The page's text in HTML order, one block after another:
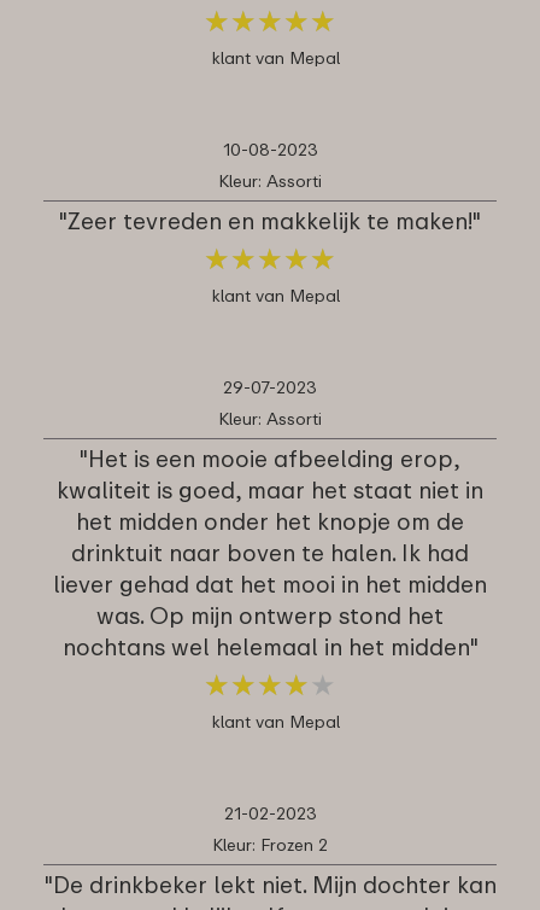
★★★★★
★★★★★
klant van Mepal
10-08-2023
Kleur: Assorti
"Zeer tevreden en makkelijk te maken!"
★★★★★
★★★★★
klant van Mepal
29-07-2023
Kleur: Assorti
"Het is een mooie afbeelding erop,
kwaliteit is goed, maar het staat niet in
het midden onder het knopje om de
drinktuit naar boven te halen. Ik had
liever gehad dat het mooi in het midden
was. Op mijn ontwerp stond het
nochtans wel helemaal in het midden"
★★★★ ★
★★★★ ★
klant van Mepal
21-02-2023
Kleur: Frozen 2
"De drinkbeker lekt niet. Mijn dochter kan